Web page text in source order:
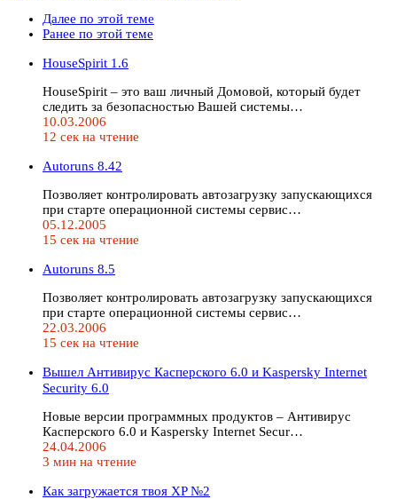
Далее по этой теме
Ранее по этой теме
HouseSpirit 1.6
HouseSpirit – это ваш личный Домовой, который будет
следить за безопасностью Вашей системы…
10.03.2006
12 сек на чтение
Autoruns 8.42
Позволяет контролировать автозагрузку запускающихся
при старте операционной системы сервис…
05.12.2005
15 сек на чтение
Autoruns 8.5
Позволяет контролировать автозагрузку запускающихся
при старте операционной системы сервис…
22.03.2006
15 сек на чтение
Вышел Антивирус Касперского 6.0 и Kaspersky Internet
Security 6.0
Новые версии программных продуктов – Антивирус
Касперского 6.0 и Kaspersky Internet Secur…
24.04.2006
3 мин на чтение
Как загружается твоя XP №2